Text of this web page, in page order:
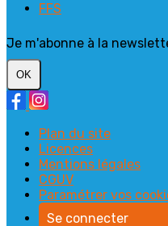
FFS
Je m'abonne à la
OK
Plan du site
Licences
Mentions légales
CGUV
Paramétrer vos
Se connecter